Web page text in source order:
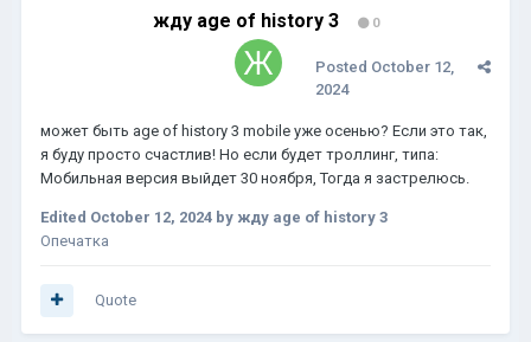
жду age of history 3 0
Posted October 12,
2024
может быть age of history 3 mobile уже осенью? Если это так,
я буду просто счастлив! Но если будет троллинг, типа:
Мобильная версия выйдет 30 ноября, Тогда я застрелюсь.
Edited October 12, 2024 by жду age of history 3
Опечатка
Quote